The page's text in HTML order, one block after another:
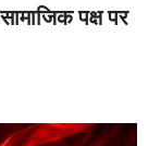
पक्ष पर